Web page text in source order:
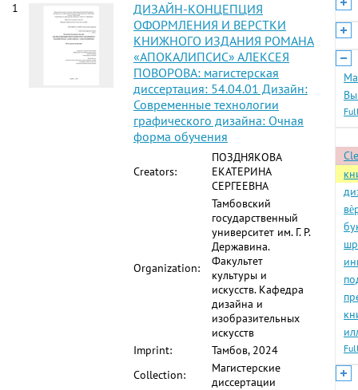
1
ДИЗАЙН-КОНЦЕПЦИЯ
ОФОРМЛЕНИЯ И ВЕРСТКИ
КНИЖНОГО ИЗДАНИЯ РОМАНА
«АПОКАЛИПСИС» АЛЕКСЕЯ
ПОВОРОВА: магистерская
диссертация: 54.04.01 Дизайн:
Современные технологии
графического дизайна: Очная
форма обучения
Creators:
ПОЗДНЯКОВА
ЕКАТЕРИНА
СЕРГЕЕВНА
Organization:
Тамбовский
государственный
университет им. Г. Р.
Державина.
Факультет
культуры и
искусств. Кафедра
дизайна и
изобразительных
искусств
Imprint:
Тамбов, 2024
Collection:
Магистерские
диссертации